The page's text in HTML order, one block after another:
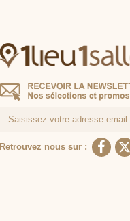
Retrouvez nous sur :